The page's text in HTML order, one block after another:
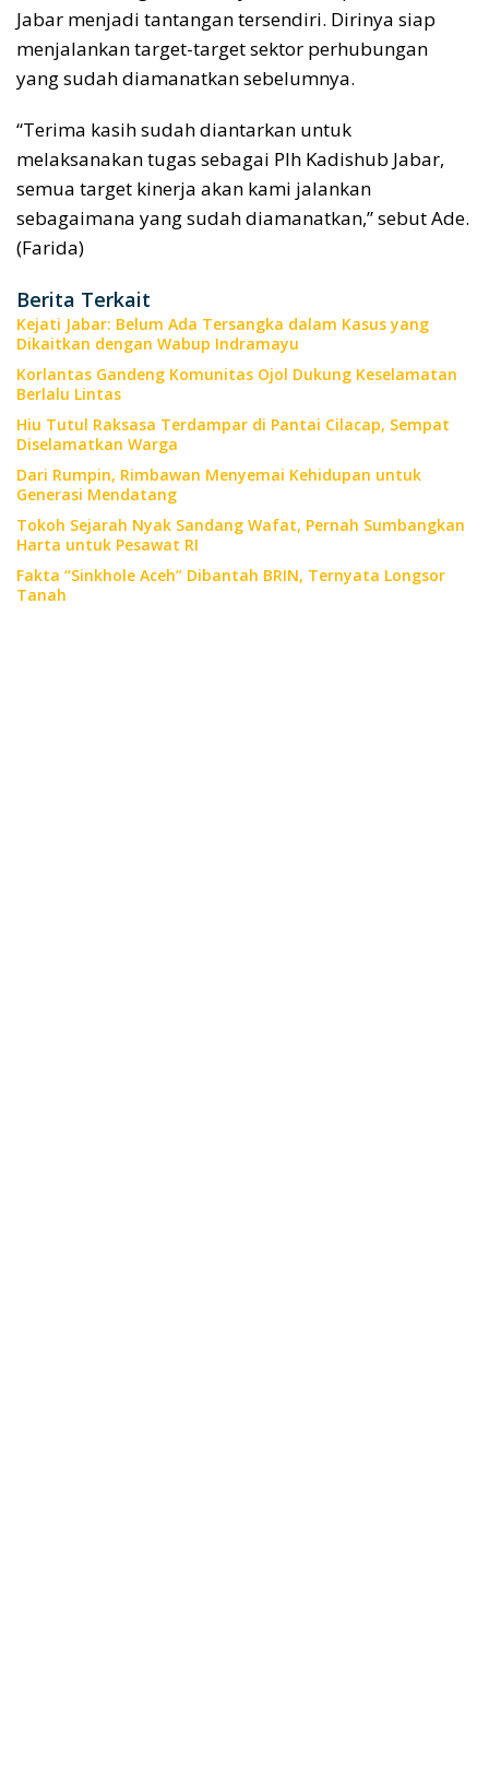
Jabar menjadi tantangan tersendiri. Dirinya siap
menjalankan target-target sektor perhubungan
yang sudah diamanatkan sebelumnya.
“Terima kasih sudah diantarkan untuk
melaksanakan tugas sebagai Plh Kadishub Jabar,
semua target kinerja akan kami jalankan
sebagaimana yang sudah diamanatkan,” sebut Ade.
(Farida)
Berita Terkait
Kejati Jabar: Belum Ada Tersangka dalam Kasus yang
Dikaitkan dengan Wabup Indramayu
Korlantas Gandeng Komunitas Ojol Dukung Keselamatan
Berlalu Lintas
Hiu Tutul Raksasa Terdampar di Pantai Cilacap, Sempat
Diselamatkan Warga
Dari Rumpin, Rimbawan Menyemai Kehidupan untuk
Generasi Mendatang
Tokoh Sejarah Nyak Sandang Wafat, Pernah Sumbangkan
Harta untuk Pesawat RI
Fakta “Sinkhole Aceh” Dibantah BRIN, Ternyata Longsor
Tanah